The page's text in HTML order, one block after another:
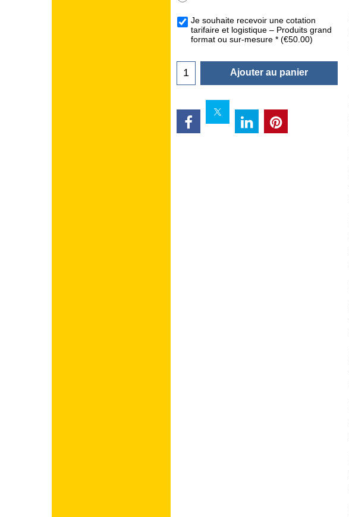
Je souhaite recevoir une cotation
tarifaire et logistique – Produits grand
format ou sur-mesure * (€50.00)
Ajouter au panier